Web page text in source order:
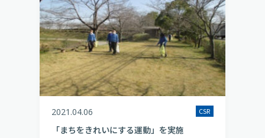
2021.04.06 CSR
「まちをきれいにする運動」を実施